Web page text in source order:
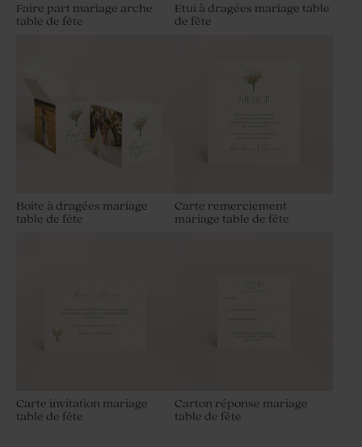
Faire part mariage arche
table de fête
Etui à dragées mariage table
de fête
Boite à dragées mariage
table de fête
Carte remerciement
mariage table de fête
Carte invitation mariage
table de fête
Carton réponse mariage
table de fête